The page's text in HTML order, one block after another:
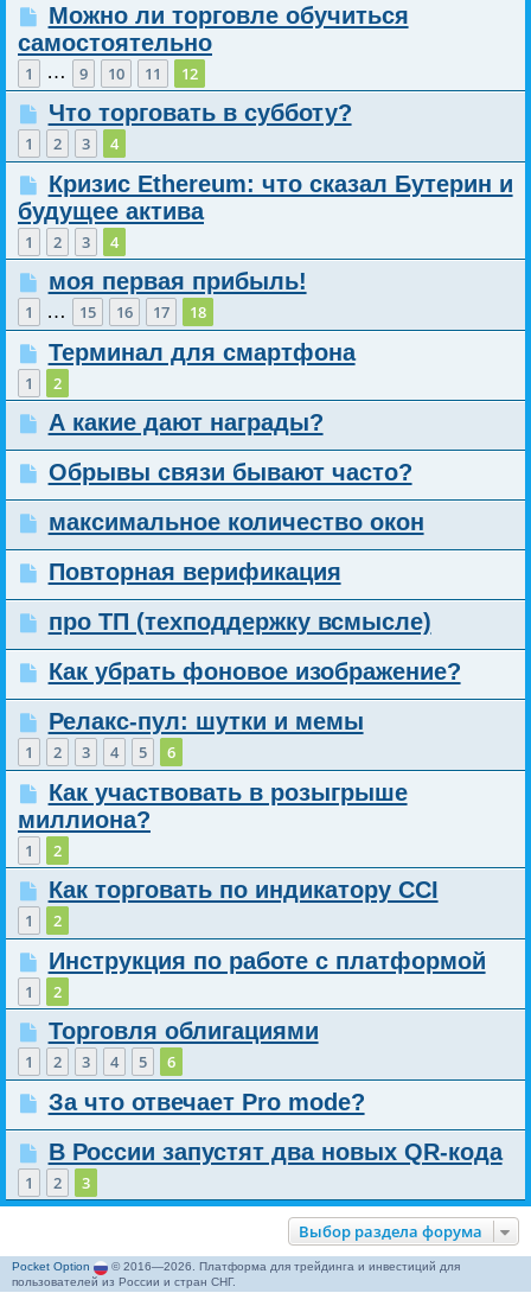
Можно ли торговле обучиться
самостоятельно
1 … 9 10 11 12
Что торговать в субботу?
1 2 3 4
Кризис Ethereum: что сказал Бутерин и
будущее актива
1 2 3 4
моя первая прибыль!
1 … 15 16 17 18
Терминал для смартфона
1 2
А какие дают награды?
Обрывы связи бывают часто?
максимальное количество окон
Повторная верификация
про ТП (техподдержку всмысле)
Как убрать фоновое изображение?
Релакс-пул: шутки и мемы
1 2 3 4 5 6
Как участвовать в розыгрыше
миллиона?
1 2
Как торговать по индикатору CCI
1 2
Инструкция по работе с платформой
1 2
Торговля облигациями
1 2 3 4 5 6
За что отвечает Pro mode?
В России запустят два новых QR-кода
1 2 3
Выбор раздела форума
Pocket Option
© 2016—2026. Платформа для трейдинга и инвестиций для
пользователей из России и стран СНГ.